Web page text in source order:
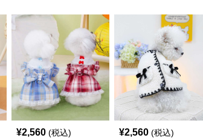
¥2,560 (税込) ¥2,560 (税込)